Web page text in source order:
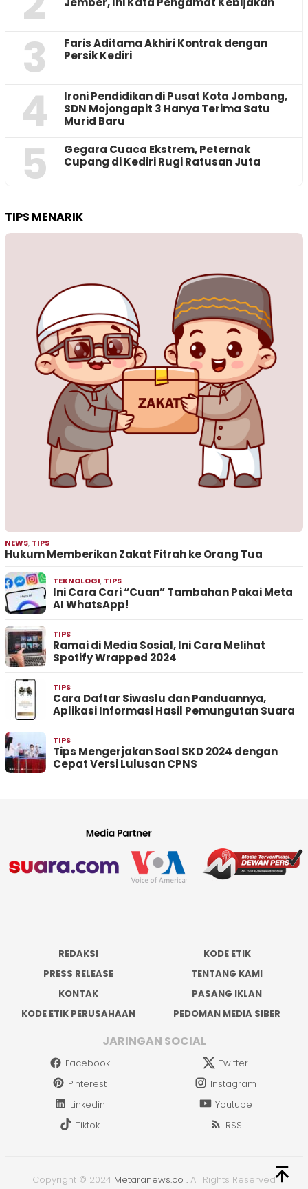
3
Faris Aditama Akhiri Kontrak dengan
Persik Kediri
4
Ironi Pendidikan di Pusat Kota Jombang,
SDN Mojongapit 3 Hanya Terima Satu
Murid Baru
5
‎Gegara Cuaca Ekstrem, Peternak
Cupang di Kediri Rugi Ratusan Juta
TIPS MENARIK
NEWS, TIPS
Hukum Memberikan Zakat Fitrah ke Orang Tua
TEKNOLOGI, TIPS
Ini Cara Cari “Cuan” Tambahan Pakai Meta
AI WhatsApp!
TIPS
Ramai di Media Sosial, Ini Cara Melihat
Spotify Wrapped 2024
TIPS
Cara Daftar Siwaslu dan Panduannya,
Aplikasi Informasi Hasil Pemungutan Suara
TIPS
Tips Mengerjakan Soal SKD 2024 dengan
Cepat Versi Lulusan CPNS
REDAKSI
KODE ETIK
PRESS RELEASE
TENTANG KAMI
KONTAK
PASANG IKLAN
KODE ETIK PERUSAHAAN
PEDOMAN MEDIA SIBER
JARINGAN SOCIAL
Facebook
Twitter
Pinterest
Instagram
Linkedin
Youtube
Tiktok
RSS
Copyright © 2024 Metaranews.co . All Rights Reserved